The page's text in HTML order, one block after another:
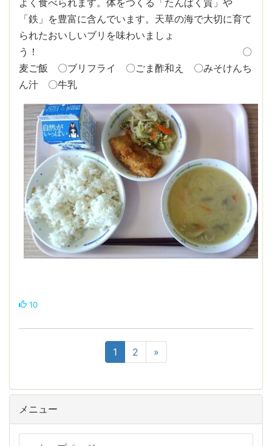
よく食べられます。体をつくる「たんぱく質」や
「鉄」を豊富に含んでいます。天草の海で大切に育て
られたおいしいブリを味わいましょ
う！ 〇
麦ご飯 〇ブリフライ 〇ごま酢和え 〇みそけんち
ん汁 〇牛乳
10
1 2 »
メニュー